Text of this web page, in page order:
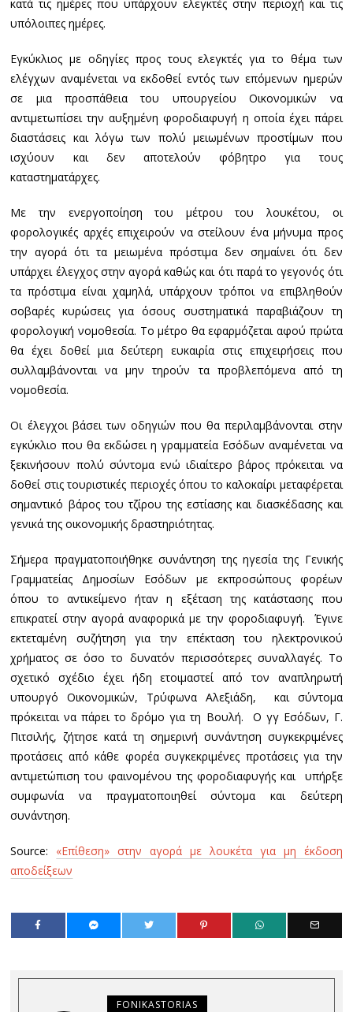
κατά τις ημέρες που υπάρχουν ελεγκτές στην περιοχή και τις
υπόλοιπες ημέρες.
Εγκύκλιος με οδηγίες προς τους ελεγκτές για το θέμα των
ελέγχων αναμένεται να εκδοθεί εντός των επόμενων ημερών
σε μια προσπάθεια του υπουργείου Οικονομικών να
αντιμετωπίσει την αυξημένη φοροδιαφυγή η οποία έχει πάρει
διαστάσεις και λόγω των πολύ μειωμένων προστίμων που
ισχύουν και δεν αποτελούν φόβητρο για τους
καταστηματάρχες.
Με την ενεργοποίηση του μέτρου του λουκέτου, οι
φορολογικές αρχές επιχειρούν να στείλουν ένα μήνυμα προς
την αγορά ότι τα μειωμένα πρόστιμα δεν σημαίνει ότι δεν
υπάρχει έλεγχος στην αγορά καθώς και ότι παρά το γεγονός ότι
τα πρόστιμα είναι χαμηλά, υπάρχουν τρόποι να επιβληθούν
σοβαρές κυρώσεις για όσους συστηματικά παραβιάζουν τη
φορολογική νομοθεσία. Το μέτρο θα εφαρμόζεται αφού πρώτα
θα έχει δοθεί μια δεύτερη ευκαιρία στις επιχειρήσεις που
συλλαμβάνονται να μην τηρούν τα προβλεπόμενα από τη
νομοθεσία.
Οι έλεγχοι βάσει των οδηγιών που θα περιλαμβάνονται στην
εγκύκλιο που θα εκδώσει η γραμματεία Εσόδων αναμένεται να
ξεκινήσουν πολύ σύντομα ενώ ιδιαίτερο βάρος πρόκειται να
δοθεί στις τουριστικές περιοχές όπου το καλοκαίρι μεταφέρεται
σημαντικό βάρος του τζίρου της εστίασης και διασκέδασης και
γενικά της οικονομικής δραστηριότητας.
Σήμερα πραγματοποιήθηκε συνάντηση της ηγεσία της Γενικής
Γραμματείας Δημοσίων Εσόδων με εκπροσώπους φορέων
όπου το αντικείμενο ήταν η εξέταση της κατάστασης που
επικρατεί στην αγορά αναφορικά με την φοροδιαφυγή. Έγινε
εκτεταμένη συζήτηση για την επέκταση του ηλεκτρονικού
χρήματος σε όσο το δυνατόν περισσότερες συναλλαγές. Το
σχετικό σχέδιο έχει ήδη ετοιμαστεί από τον αναπληρωτή
υπουργό Οικονομικών, Τρύφωνα Αλεξιάδη, και σύντομα
πρόκειται να πάρει το δρόμο για τη Βουλή. Ο γγ Εσόδων, Γ.
Πιτσιλής, ζήτησε κατά τη σημερινή συνάντηση συγκεκριμένες
προτάσεις από κάθε φορέα συγκεκριμένες προτάσεις για την
αντιμετώπιση του φαινομένου της φοροδιαφυγής και υπήρξε
συμφωνία να πραγματοποιηθεί σύντομα και δεύτερη
συνάντηση.
Source: «Επίθεση» στην αγορά με λουκέτα για μη έκδοση
αποδείξεων
FONIKASTORIAS